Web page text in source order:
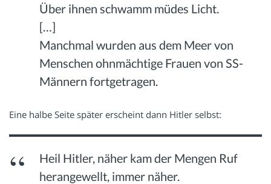
Über ihnen schwamm müdes Licht.
[…]
Manchmal wurden aus dem Meer von
Menschen ohnmächtige Frauen von SS-
Männern fortgetragen.
Eine halbe Seite später erscheint dann Hitler selbst:
Heil Hitler, näher kam der Mengen Ruf
herangewellt, immer näher.